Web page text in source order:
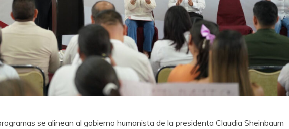
se alinean al gobierno humanista de la presidenta Claudia Sheinbaum